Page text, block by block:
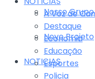
Nosso Grupo
Novo Projeto
NOTICIAS
A Voz de
Destaque
Economia
Educação
Esportes
Policia